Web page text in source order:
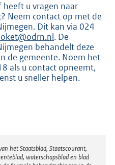
u vragen naar
Neem contact op met de
Dit kan via 024
. De
behandelt deze
de gemeente. Noem het
als u contact opneemt,
u sneller helpen.
het Staatsblad, Staatscourant,
waterschapsblad en blad